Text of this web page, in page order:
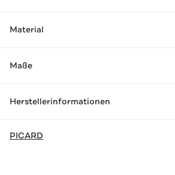
Material
Maße
Herstellerinformationen
PICARD